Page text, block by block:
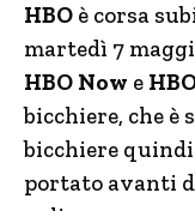
HBO è corsa
martedì 7
HBO Now e
bicchiere, che è
bicchiere
portato avanti